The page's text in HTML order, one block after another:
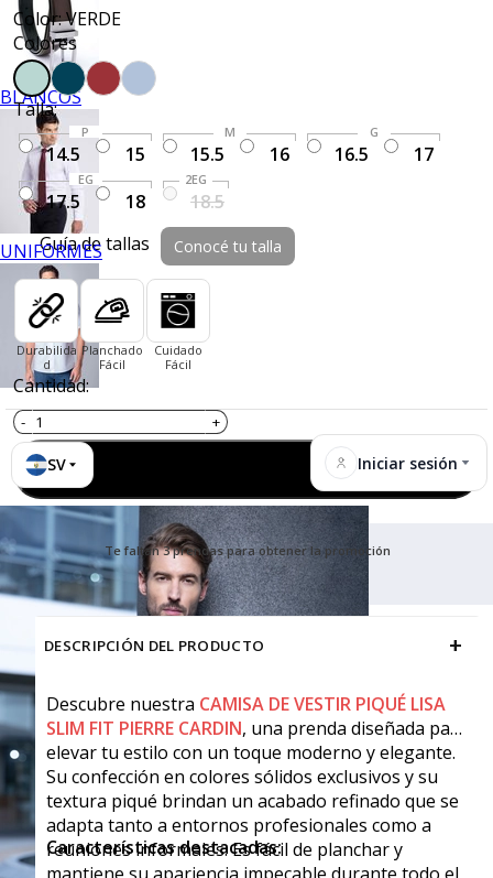
BLANCOS
UNIFORMES
SV Iniciar sesión
Color: VERDE
Colores
Talla:
P
14.5 15
M
15.5 16
G
16.5 17
EG
17.5 18
2EG
18.5
Guía de tallas
Conocé tu talla
Durabilida
d
Planchado
Fácil
Cuidado
Fácil
Cantidad:
Agregar al carrito
Te faltan 3 prendas para obtener la promoción
DESCRIPCIÓN DEL PRODUCTO +
Descubre nuestra CAMISA DE VESTIR PIQUÉ LISA
SLIM FIT PIERRE CARDIN, una prenda diseñada para
elevar tu estilo con un toque moderno y elegante.
Su confección en colores sólidos exclusivos y su
textura piqué brindan un acabado refinado que se
adapta tanto a entornos profesionales como a
reuniones informales. Es fácil de planchar y
Características destacadas: